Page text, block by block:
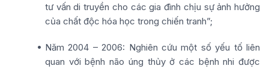
tư vấn di truyền cho các gia đình chịu sự ảnh hưởng
của chất độc hóa học trong chiến tranh”;
Năm 2004 – 2006: Nghiên cứu một số yếu tố liên
quan với bệnh não úng thủy ở các bệnh nhi được